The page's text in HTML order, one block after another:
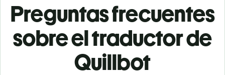
Preguntas frecuentes
sobre el traductor de
Quillbot